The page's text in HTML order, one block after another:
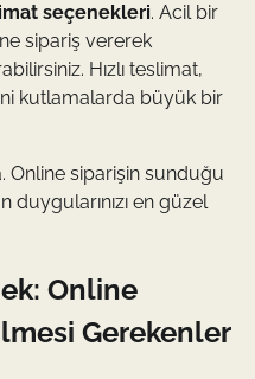
seçenekleri. Acil bir
sipariş vererek
Hızlı teslimat,
kutlamalarda büyük bir
Online siparişin sunduğu
en güzel
Online
Gerekenler